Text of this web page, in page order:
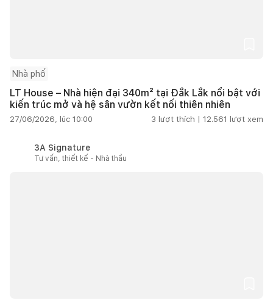
Nhà phố
LT House – Nhà hiện đại 340m² tại Đắk Lắk nổi bật với
kiến trúc mở và hệ sân vườn kết nối thiên nhiên
27/06/2026, lúc 10:00 3 lượt thích | 12.561 lượt xem
3A Signature
Tư vấn, thiết kế - Nhà thầu